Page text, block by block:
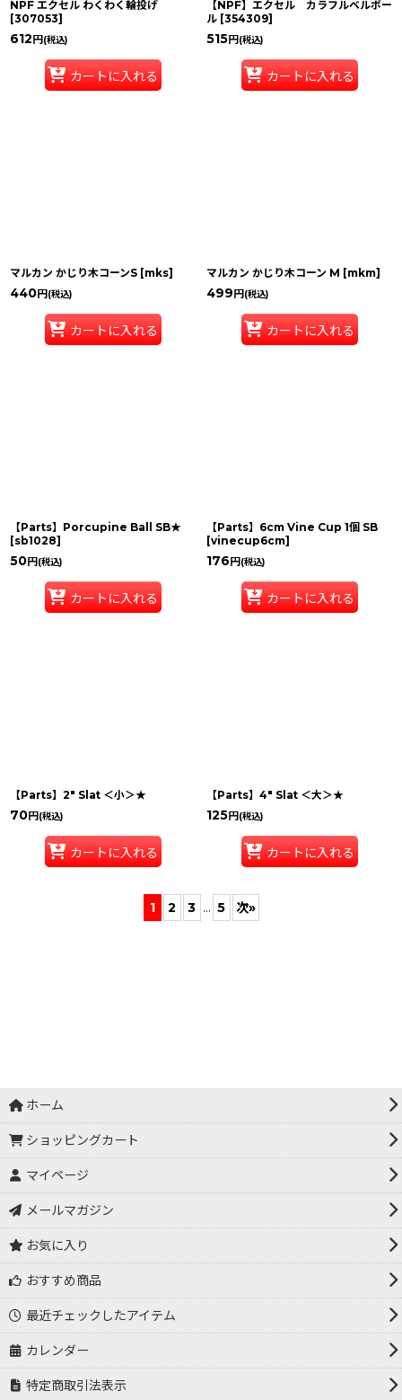
NPF エクセル わくわく輪投げ
[307053]
612 円 (税込)
カートに入れる
【NPF】エクセル カラフルベルボー
ル [354309]
515円 (税込)
カートに入れる
マルカン かじり木コーンS [mks]
440円 (税込)
カートに入れる
マルカン かじり木コーン M [mkm]
499 円 (税込)
カートに入れる
【Parts】Porcupine Ball SB★
[sb1028]
50円 (税込)
カートに入れる
【Parts】6cm Vine Cup 1個 SB
[vinecup6cm]
176 円 (税込)
カートに入れる
【Parts】2" Slat ＜小＞★
70円 (税込)
カートに入れる
【Parts】4" Slat ＜大＞★
125円 (税込)
カートに入れる
1 2 3 ... 5 次»
ホーム
ショッピングカート
マイページ
メールマガジン
お気に入り
おすすめ商品
最近チェックしたアイテム
カレンダー
特定商取引法表示